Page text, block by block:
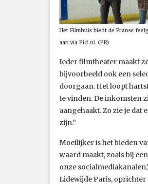
Het Filmhuis biedt de Franse
aan via Picl.nl. (PR)
Ieder filmtheater maakt
bijvoorbeeld ook een
doorgaan. Het loopt
te vinden. De inkomsten
aangehaakt. Zo zie je dat
zijn.”
Moeilijker is het bieden
waard maakt, zoals bij
onze
Lidewijde Paris,